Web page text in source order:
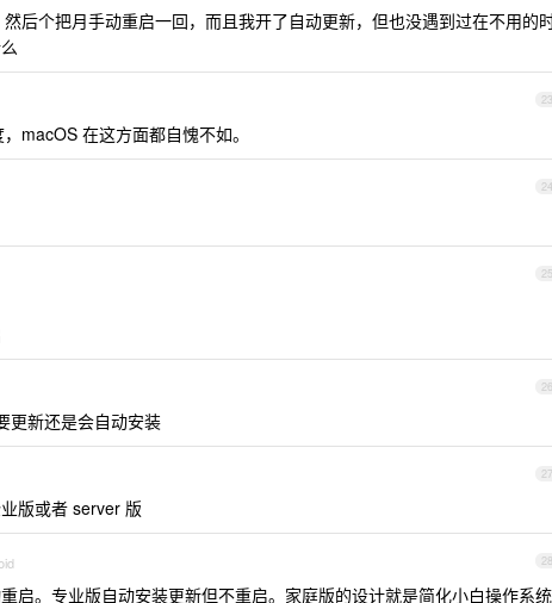
后个把月手动重启一回，而且我开了自动更新，但也没遇到过在不用的
23
macOS 在这方面都自愧不如。
24
25
26
更新还是会自动安装
27
版或者 server 版
28
启。专业版自动安装更新但不重启。家庭版的设计就是简化小白操作系统